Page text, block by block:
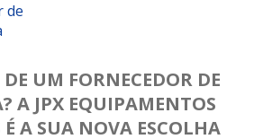
UM FORNECEDOR DE
A JPX EQUIPAMENTOS
A SUA NOVA ESCOLHA